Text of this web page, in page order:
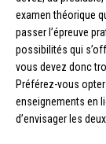
examen théorique
passer l’épreuve
possibilités qui
vous devez donc
Préférez-vous
enseignements en
d’envisager les